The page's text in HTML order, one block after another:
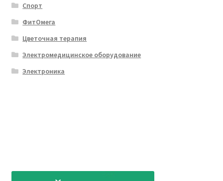
Спорт
ФитОмега
Цветочная терапия
Электромедицинское оборудование
Электроника